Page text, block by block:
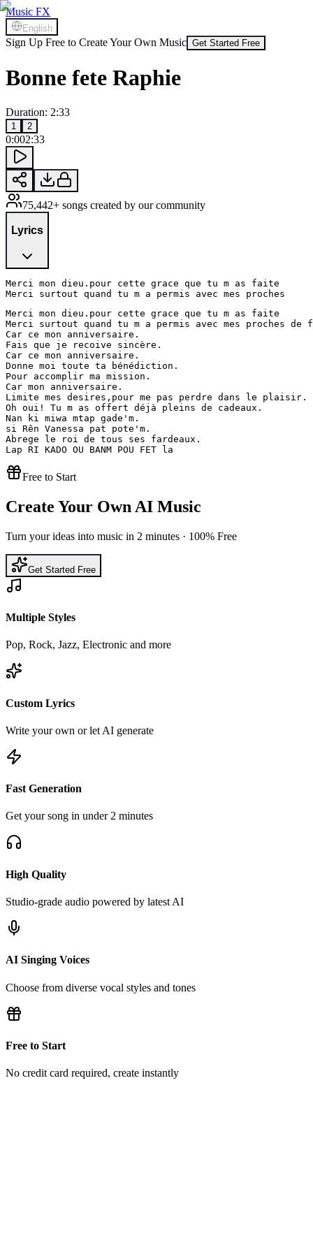
Music FX
English
Sign Up Free to Create Your Own Music Get Started Free
Bonne fete Raphie
Duration: 2:33
1 2
0:002:33
75,442+ songs created by our community
Lyrics
Merci mon dieu.pour cette grace que tu m as faite
Merci surtout quand tu m a permis avec mes proches
Merci mon dieu.pour cette grace que tu m as faite
Merci surtout quand tu m a permis avec mes proches
Car ce mon anniversaire.
Fais que je recoive sincère.
Car ce mon anniversaire.
Donne moi toute ta bénédiction.
Pour accomplir ma mission.
Car mon anniversaire.
Limite mes desires,pour me pas perdre dans le plaisir.
Oh oui! Tu m as offert déjà pleins de cadeaux.
Nan ki miwa mtap gade'm.
si Rên Vanessa pat pote'm.
Abrege le roi de tous ses fardeaux.
Lap RI KADO OU BANM POU FET la
Free to Start
Create Your Own AI Music
Turn your ideas into music in 2 minutes · 100% Free
Get Started Free
Multiple Styles
Pop, Rock, Jazz, Electronic and more
Custom Lyrics
Write your own or let AI generate
Fast Generation
Get your song in under 2 minutes
High Quality
Studio-grade audio powered by latest AI
AI Singing Voices
Choose from diverse vocal styles and tones
Free to Start
No credit card required, create instantly